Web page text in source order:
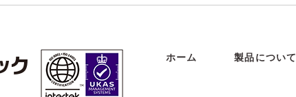
ホーム 製品について